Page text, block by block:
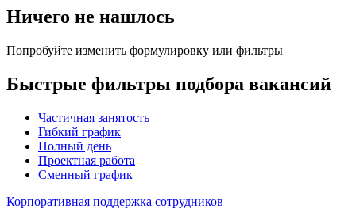
Ничего не нашлось
Попробуйте изменить формулировку или фильтры
Быстрые фильтры подбора вакансий
Частичная занятость
Гибкий график
Полный день
Проектная работа
Сменный график
Корпоративная поддержка сотрудников